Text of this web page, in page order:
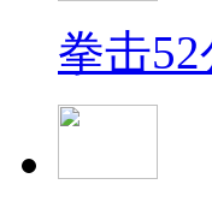
拳击